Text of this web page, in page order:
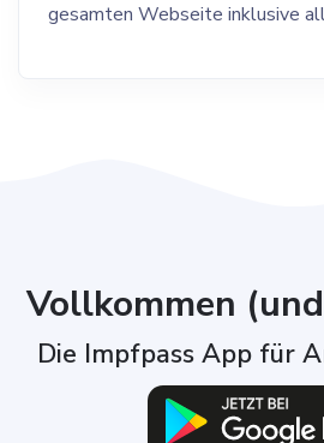
gesamten Webseite inklusive
Vollkommen
Die Impfpass App für